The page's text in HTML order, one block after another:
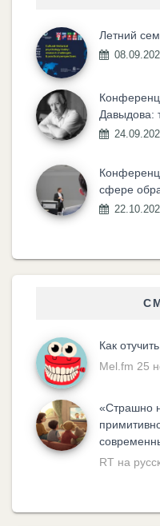
Летний
Давыдова:
сфере
Как
Mel.fm 25
«Cтрашно
RT на